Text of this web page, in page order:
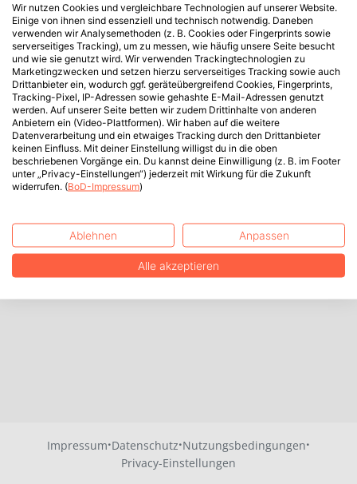
Impressum·Datenschutz·Nutzungsbedingungen·
Privacy-Einstellungen
Wir nutzen Cookies und vergleichbare Technologien auf unserer Website.
Einige von ihnen sind essenziell und technisch notwendig. Daneben
verwenden wir Analysemethoden (z. B. Cookies oder Fingerprints sowie
serverseitiges Tracking), um zu messen, wie häufig unsere Seite besucht
und wie sie genutzt wird. Wir verwenden Trackingtechnologien zu
Marketingzwecken und setzen hierzu serverseitiges Tracking sowie auch
Drittanbieter ein, wodurch ggf. geräteübergreifend Cookies, Fingerprints,
Tracking-Pixel, IP-Adressen sowie gehashte E-Mail-Adressen genutzt
werden. Auf unserer Seite betten wir zudem Drittinhalte von anderen
Anbietern ein (Video-Plattformen). Wir haben auf die weitere
Datenverarbeitung und ein etwaiges Tracking durch den Drittanbieter
keinen Einfluss. Mit deiner Einstellung willigst du in die oben
beschriebenen Vorgänge ein. Du kannst deine Einwilligung (z. B. im Footer
unter „Privacy-Einstellungen“) jederzeit mit Wirkung für die Zukunft
widerrufen. (BoD-Impressum)
Ablehnen Anpassen
Alle akzeptieren